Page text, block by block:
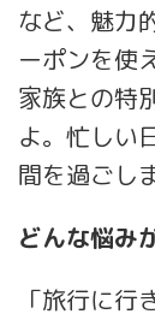
など、魅力
ーポンを使
家族との特
よ。忙しい
間を過ごし
どんな悩み
「旅行に